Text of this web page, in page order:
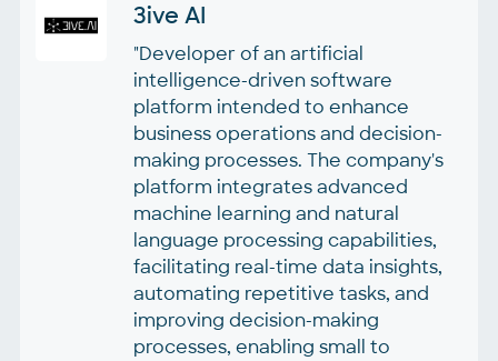
3ive AI
"Developer of an artificial
intelligence-driven software
platform intended to enhance
business operations and decision-
making processes. The company's
platform integrates advanced
machine learning and natural
language processing capabilities,
facilitating real-time data insights,
automating repetitive tasks, and
improving decision-making
processes, enabling small to